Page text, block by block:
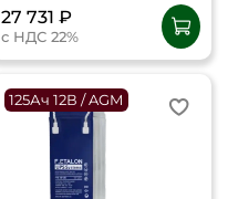
27 731 ₽
с НДС 22%
125Ач 12В / AGM